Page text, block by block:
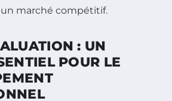
un marché compétitif.
: UN
POUR LE